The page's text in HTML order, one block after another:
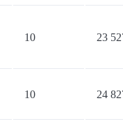
10 23
10 24